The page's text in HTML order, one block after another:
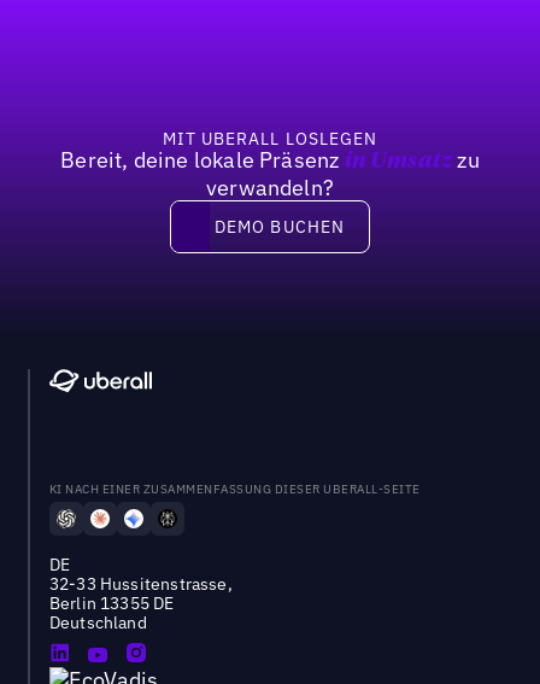
MIT UBERALL LOSLEGEN
Bereit, deine lokale Präsenz in Umsatzzu
verwandeln?
DEMO BUCHEN
DEMO BUCHEN
KI NACH EINER ZUSAMMENFASSUNG DIESER UBERALL-SEITE
DE
32-33 Hussitenstrasse,
Berlin 13355 DE
Deutschland